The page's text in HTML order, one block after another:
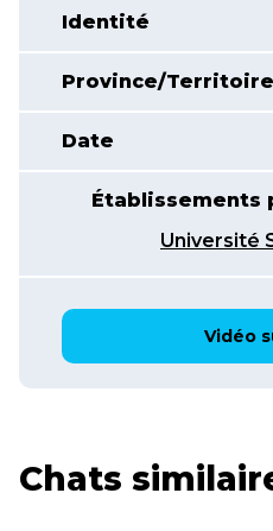
Identité
Province/Territoire
Date
Établissements
Université
Vidéo
Chats